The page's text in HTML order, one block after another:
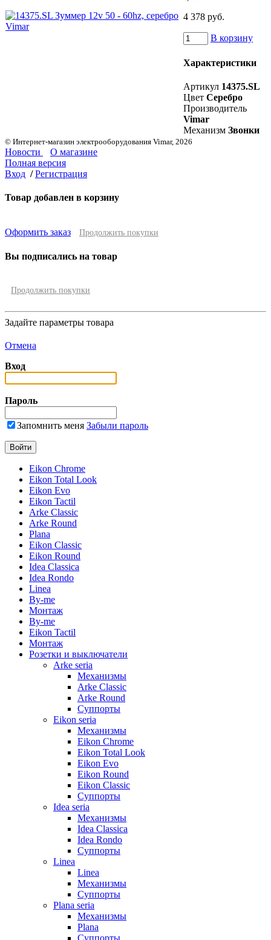
4 378 руб.
В корзину
Характеристики
Артикул 14375.SL
Цвет Серебро
Производитель
Vimar
Механизм Звонки
© Интернет-магазин электрооборудования Vimar, 2026
Новости
О магазине
Полная версия
Вход / Регистрация
Товар добавлен в корзину
Оформить заказ Продолжить покупки
Вы подписались на товар
Продолжить покупки
Задайте параметры товара
Отмена
Вход
Пароль
Запомнить меня Забыли пароль
Eikon Chrome
Eikon Total Look
Eikon Evo
Eikon Tactil
Arke Classic
Arke Round
Plana
Eikon Classic
Eikon Round
Idea Classica
Idea Rondo
Linea
By-me
Монтаж
By-me
Eikon Tactil
Монтаж
Розетки и выключатели
Arke seria
Механизмы
Arke Classic
Arke Round
Суппорты
Eikon seria
Механизмы
Eikon Chrome
Eikon Total Look
Eikon Evo
Eikon Round
Eikon Classic
Суппорты
Idea seria
Механизмы
Idea Classica
Idea Rondo
Суппорты
Linea
Linea
Механизмы
Суппорты
Plana seria
Механизмы
Plana
Суппорты